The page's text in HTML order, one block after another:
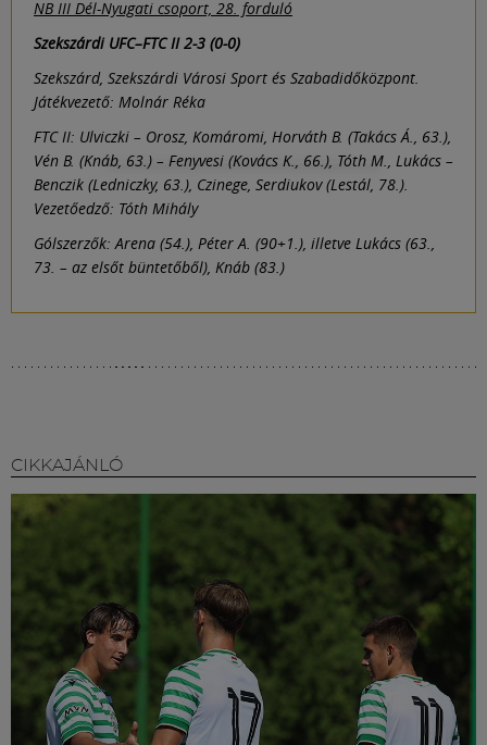
NB III Dél-Nyugati csoport, 28. forduló
Szekszárdi UFC–FTC II 2-3 (0-0)
Szekszárd, Szekszárdi Városi Sport és Szabadidőközpont.
Játékvezető: Molnár Réka
FTC II: Ulviczki – Orosz, Komáromi, Horváth B. (Takács Á., 63.),
Vén B. (Knáb, 63.) – Fenyvesi (Kovács K., 66.), Tóth M., Lukács –
Benczik (Ledniczky, 63.), Czinege, Serdiukov (Lestál, 78.).
Vezetőedző: Tóth Mihály
Gólszerzők: Arena (54.), Péter A. (90+1.), illetve Lukács (63.,
73. – az elsőt büntetőből), Knáb (83.)
CIKKAJÁNLÓ